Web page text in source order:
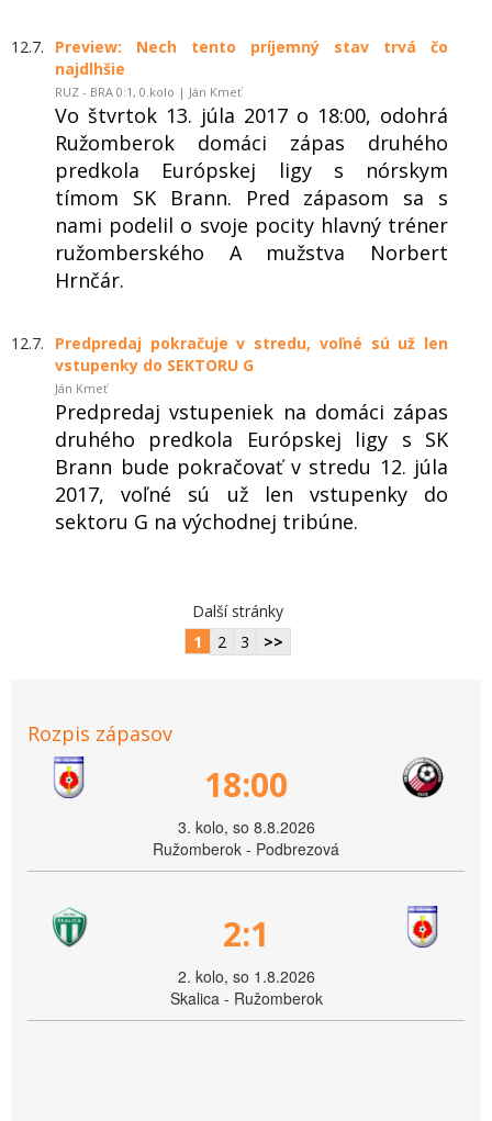
12.7.
Preview: Nech tento príjemný stav trvá čo
najdlhšie
RUZ - BRA 0:1, 0.kolo | Ján Kmeť
Vo štvrtok 13. júla 2017 o 18:00, odohrá
Ružomberok domáci zápas druhého
predkola Európskej ligy s nórskym
tímom SK Brann. Pred zápasom sa s
nami podelil o svoje pocity hlavný tréner
ružomberského A mužstva Norbert
Hrnčár.
12.7.
Predpredaj pokračuje v stredu, voľné sú už len
vstupenky do SEKTORU G
Ján Kmeť
Predpredaj vstupeniek na domáci zápas
druhého predkola Európskej ligy s SK
Brann bude pokračovať v stredu 12. júla
2017, voľné sú už len vstupenky do
sektoru G na východnej tribúne.
Další stránky
1
2 3 >>
Rozpis zápasov
18:00
3. kolo, so 8.8.2026
Ružomberok - Podbrezová
2:1
2. kolo, so 1.8.2026
Skalica - Ružomberok